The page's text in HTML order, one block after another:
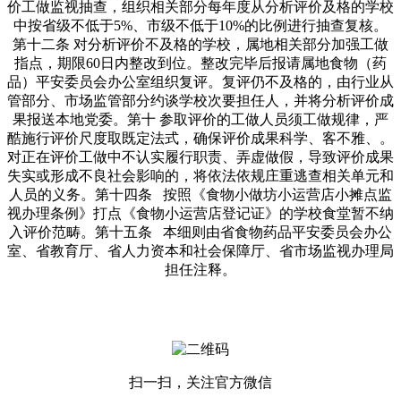
价工做监视抽查，组织相关部分每年度从分析评价及格的学校
中按省级不低于5%、市级不低于10%的比例进行抽查复核。
第十二条 对分析评价不及格的学校，属地相关部分加强工做
指点，期限60日内整改到位。整改完毕后报请属地食物（药
品）平安委员会办公室组织复评。复评仍不及格的，由行业从
管部分、市场监管部分约谈学校次要担任人，并将分析评价成
果报送本地党委。第十 参取评价的工做人员须工做规律，严
酷施行评价尺度取既定法式，确保评价成果科学、客不雅、。
对正在评价工做中不认实履行职责、弄虚做假，导致评价成果
失实或形成不良社会影响的，将依法依规庄重逃查相关单元和
人员的义务。第十四条 按照《食物小做坊小运营店小摊点监
视办理条例》打点《食物小运营店登记证》的学校食堂暂不纳
入评价范畴。第十五条 本细则由省食物药品平安委员会办公
室、省教育厅、省人力资本和社会保障厅、省市场监视办理局
担任注释。
扫一扫，关注官方微信